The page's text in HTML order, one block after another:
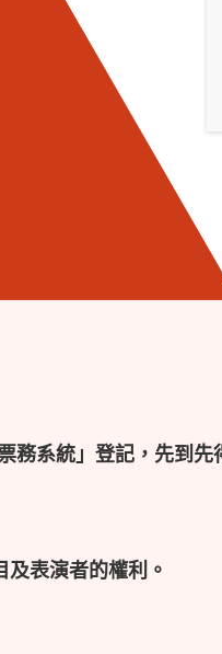
務系統」登記，先到先
表演者的權利。